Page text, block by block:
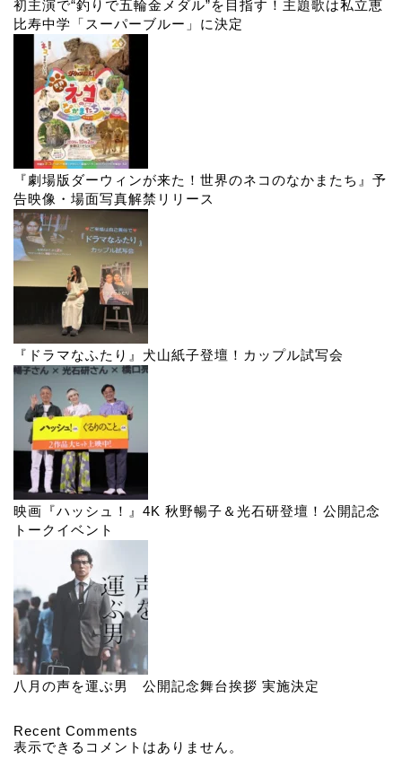
初主演で“釣りで五輪金メダル”を目指す！主題歌は私立恵
比寿中学「スーパーブルー」に決定
『劇場版ダーウィンが来た！世界のネコのなかまたち』予
告映像・場面写真解禁リリース
『ドラマなふたり』犬山紙子登壇！カップル試写会
映画『ハッシュ！』4K 秋野暢子＆光石研登壇！公開記念
トークイベント
八月の声を運ぶ男 公開記念舞台挨拶 実施決定
Recent Comments
表示できるコメントはありません。